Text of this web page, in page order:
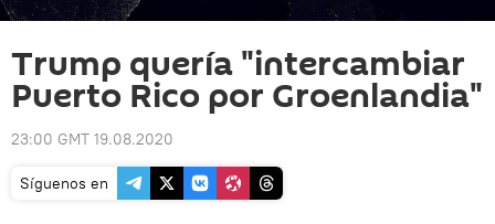
Trump quería "intercambiar
Puerto Rico por Groenlandia"
23:00 GMT 19.08.2020
Síguenos en